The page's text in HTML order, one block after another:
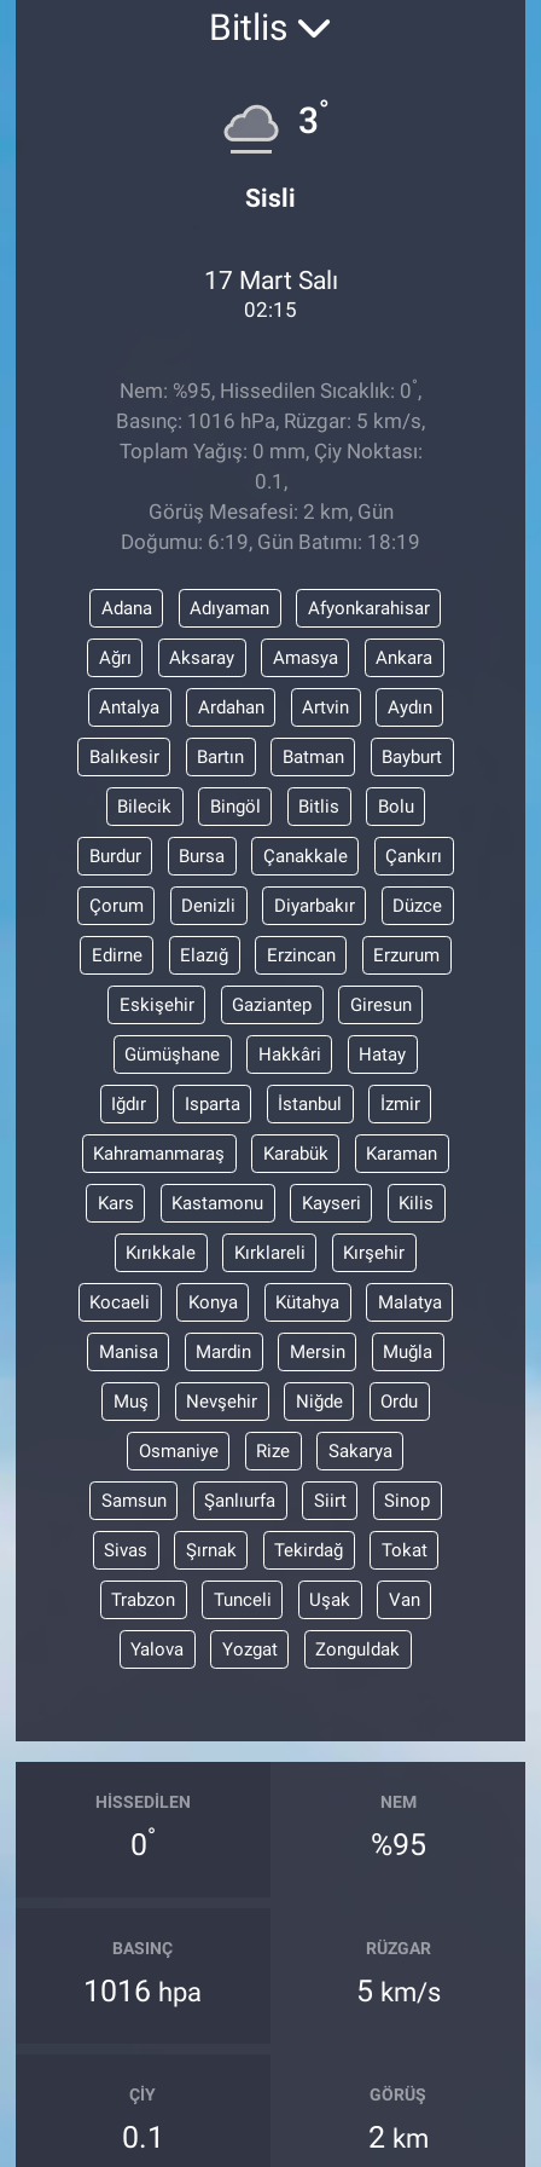
Bitlis
3°
Sisli
17 Mart Salı
02:15
Nem: %95, Hissedilen Sıcaklık: 0°,
Basınç: 1016 hPa, Rüzgar: 5 km/s,
Toplam Yağış: 0 mm, Çiy Noktası:
0.1,
Görüş Mesafesi: 2 km, Gün
Doğumu: 6:19, Gün Batımı: 18:19
Adana Adıyaman Afyonkarahisar
Ağrı Aksaray Amasya Ankara
Antalya Ardahan Artvin Aydın
Balıkesir Bartın Batman Bayburt
Bilecik Bingöl Bitlis Bolu
Burdur Bursa Çanakkale Çankırı
Çorum Denizli Diyarbakır Düzce
Edirne Elazığ Erzincan Erzurum
Eskişehir Gaziantep Giresun
Gümüşhane Hakkâri Hatay
Iğdır Isparta İstanbul İzmir
Kahramanmaraş Karabük Karaman
Kars Kastamonu Kayseri Kilis
Kırıkkale Kırklareli Kırşehir
Kocaeli Konya Kütahya Malatya
Manisa Mardin Mersin Muğla
Muş Nevşehir Niğde Ordu
Osmaniye Rize Sakarya
Samsun Şanlıurfa Siirt Sinop
Sivas Şırnak Tekirdağ Tokat
Trabzon Tunceli Uşak Van
Yalova Yozgat Zonguldak
HISSEDILEN
0°
NEM
%95
BASINÇ
1016 hpa
RÜZGAR
5 km/s
ÇIY
0.1
GÖRÜŞ
2 km
Ege'den Esintiler
Gün Başlıyor
Gün Ortası
Gündem Özel
Günün görüntüsü
Haber
İlan
Kimdir
Koronavirüs
Kültür Sanat
Ne demişti
Nedir
Popüler
Programlar
Sağlık
Spor
Teknoloji
Türkiye'nin Geleceği
Türkiye'nin Gündemi
Yerel Gündem
Yerel Yaşam